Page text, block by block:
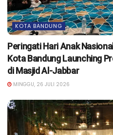
KOTA BANDUNG
Peringati Hari Anak
Kota Bandung Launching
di Masjid Al-Jabbar
MINGGU, 26 JULI 2026